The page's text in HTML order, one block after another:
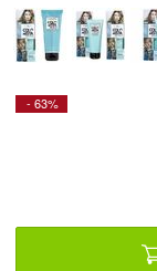
- 63%